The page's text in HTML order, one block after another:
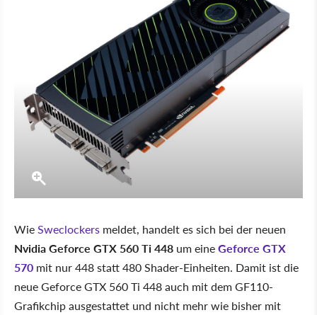
WieSweclockers meldet, handelt es sich bei der neuen
Nvidia Geforce GTX 560 Ti 448 um eineGeforce GTX
570 mit nur 448 statt 480 Shader-Einheiten. Damit ist die
neue Geforce GTX 560 Ti 448 auch mit dem GF110-
Grafikchip ausgestattet und nicht mehr wie bisher mit